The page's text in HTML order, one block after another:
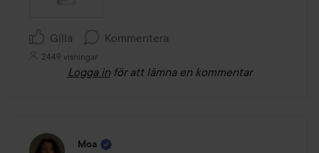
Gilla Kommentera
2449 visningar
Logga in för att lämna en kommentar
Moa